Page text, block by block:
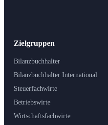
Zielgruppen
Bilanzbuchhalter
Bilanzbuchhalter International
Steuerfachwirte
Betriebswirte
Wirtschaftsfachwirte